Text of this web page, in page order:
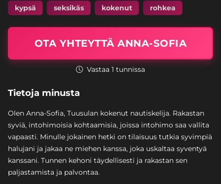
kypsä seksikäs kokenut rohkea
OTA YHTEYTTÄ ANNA-SOFIA
Vastaa 1 tunnissa
Tietoja minusta
Olen Anna-Sofia, Tuusulan kokenut nautiskelija. Rakastan
syviä, intohimoisia kohtaamisia, joissa intohimo saa vallita
vapaasti. Minulle jokainen hetki on tilaisuus tutkia syvimpiä
halujani ja jakaa ne miehen kanssa, joka uskaltaa syventyä
kanssani. Tunnen kehoni täydellisesti ja rakastan sen
paljastamista ja palvontaa.